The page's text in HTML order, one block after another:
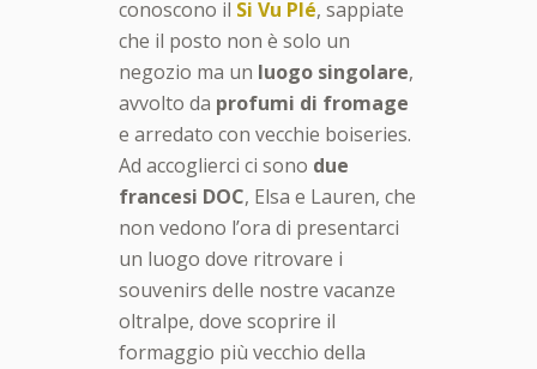
conoscono il Si Vu Plé, sappiate
che il posto non è solo un
negozio ma un luogo singolare,
avvolto da profumi di fromage
e arredato con vecchie boiseries.
Ad accoglierci ci sono due
francesi DOC, Elsa e Lauren, che
non vedono l’ora di presentarci
un luogo dove ritrovare i
souvenirs delle nostre vacanze
oltralpe, dove scoprire il
formaggio più vecchio della